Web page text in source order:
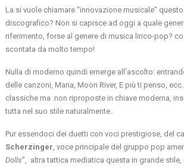
La si vuole chiamare “innovazione musicale”
discografico? Non si capisce ad oggi a quale
riferimento, forse al genere di musica lirico-pop?
scontata da molto tempo!
Nulla di moderno quindi emerge all’ascolto:
delle canzoni, Maria, Moon River, E più ti penso,
classiche ma non riproposte in chiave moderna,
tutta nel suo stile naturalmente.
Pur essendoci dei duetti con voci prestigiose, del
Scherzinger, voce principale del gruppo pop
Dolls”, altra tattica mediatica questa in grande stile,